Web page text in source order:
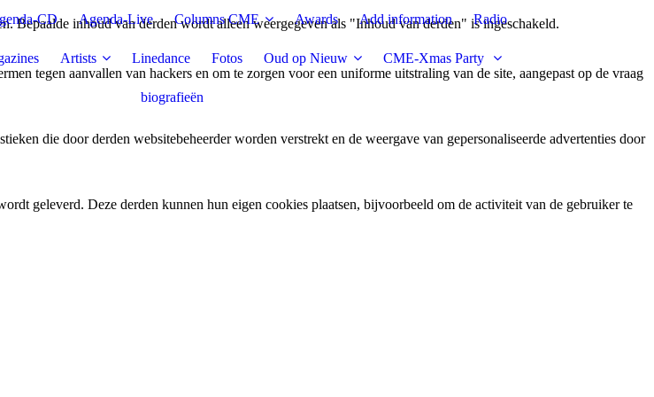
CD Agenda-Live Columns CME Awards Add information Radio
Artists Linedance Fotos Oud op Nieuw CME-Xmas Party
biografieën
Bepaalde inhoud van derden wordt alleen weergegeven als "Inhoud van derden" is ingeschakeld.
tegen aanvallen van hackers en om te zorgen voor een uniforme uitstraling van de site, aangepast op de vraag
die door derden websitebeheerder worden verstrekt en de weergave van gepersonaliseerde advertenties door
geleverd. Deze derden kunnen hun eigen cookies plaatsen, bijvoorbeeld om de activiteit van de gebruiker te